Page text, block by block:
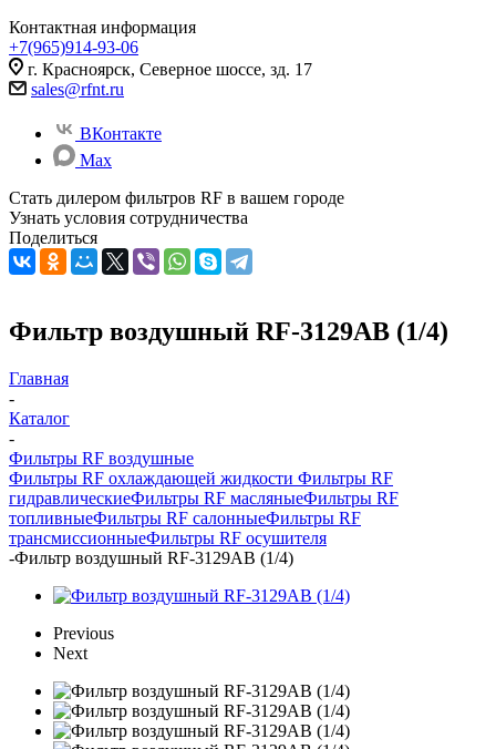
Контактная информация
+7(965)914-93-06
г. Красноярск, Северное шоссе, зд. 17
sales@rfnt.ru
ВКонтакте
Max
Стать дилером фильтров RF в вашем городе
Узнать условия сотрудничества
Поделиться
Фильтр воздушный RF-3129AB (1/4)
Главная
-
Каталог
-
Фильтры RF воздушные
Фильтры RF охлаждающей жидкости Фильтры RF
гидравлическиеФильтры RF масляныеФильтры RF
топливныеФильтры RF салонныеФильтры RF
трансмиссионныеФильтры RF осушителя
-Фильтр воздушный RF-3129AB (1/4)
Previous
Next